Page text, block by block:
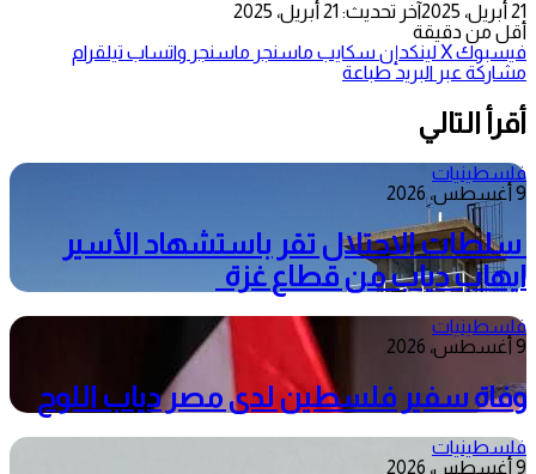
21 أبريل، 2025
آخر تحديث: 21 أبريل، 2025
أقل من دقيقة
فيسبوك‫Xلينكدإن سكايب ماسنجر ماسنجر واتساب تيلقرام
مشاركة عبر البريد طباعة
أقرأ التالي
فلسطينيات
9 أغسطس، 2026
سلطات الاحتلال تقر باستشهاد الأسير
ايهاب دياب من قطاع غزة
فلسطينيات
9 أغسطس، 2026
وفاة سفير فلسطين لدى مصر دياب اللوح
فلسطينيات
9 أغسطس، 2026